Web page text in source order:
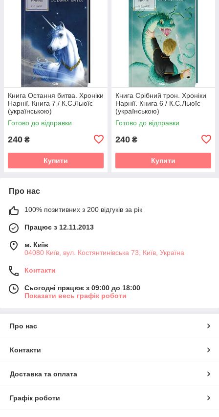
Книга Остання битва. Хроніки
Нарнії. Книга 7 / К.С.Льюїс
(українською)
Готово до відправки
240 ₴
Купити
Книга Срібний трон. Хроніки
Нарнії. Книга 6 / К.С.Льюїс
(українською)
Готово до відправки
240 ₴
Купити
Про нас
100% позитивних з 200 відгуків за рік
Працює з 12.11.2013
м. Київ
04080 Київ, вул. Костянтинівська 73, Київ, Україна
Контакти
Сьогодні працює з 09:00 до 18:00
Показати весь графік роботи
Про нас
Контакти
Доставка та оплата
Графік роботи